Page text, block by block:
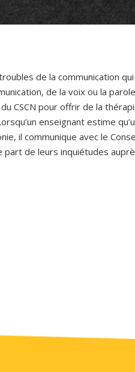
de la communication
de la voix ou la
CSCN pour offrir de la
enseignant estime
il communique avec le
de leurs inquiétudes